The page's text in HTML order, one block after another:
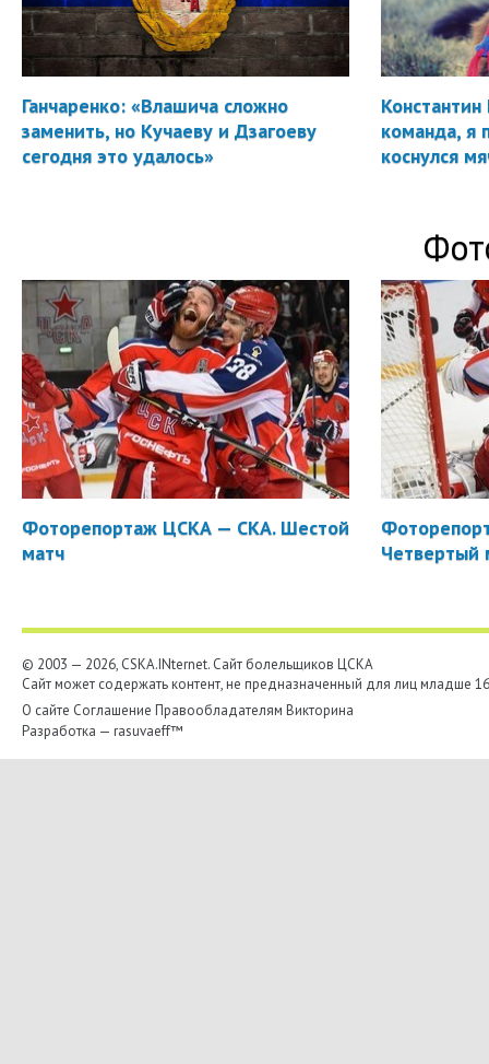
Ганчаренко: «Влашича сложно
заменить, но Кучаеву и Дзагоеву
сегодня это удалось»
Константин
команда, я
коснулся
Фоторепортаж ЦСКА — СКА. Шестой
матч
Четвертый
© 2003 — 2026, CSKA.INternet. Cайт болельщиков ЦСКА
Сайт может содержать контент, не предназначенный для лиц младше
О сайте Соглашение Правообладателям Викторина
Разработка — rasuvaeff™